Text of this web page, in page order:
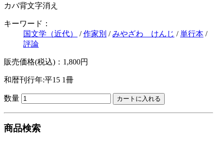
カバ背文字消え
キーワード：
国文学（近代）
/作家別 /みやざわ けんじ /単行本 /
評論
販売価格(税込)：1,800円
和暦刊行年:平15 1冊
数量
商品検索